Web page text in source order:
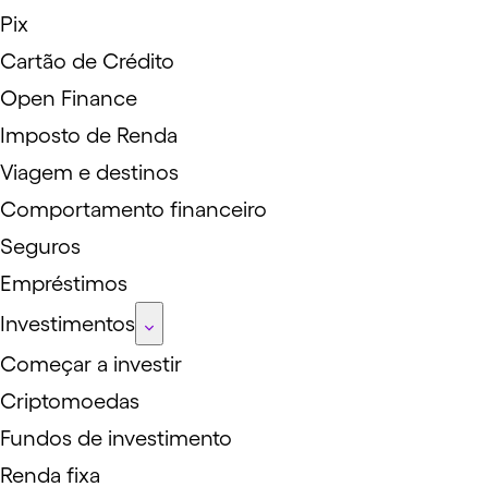
Pix
Cartão de Crédito
Open Finance
Imposto de Renda
Viagem e destinos
Comportamento financeiro
Seguros
Empréstimos
Investimentos
Começar a investir
Criptomoedas
Fundos de investimento
Renda fixa